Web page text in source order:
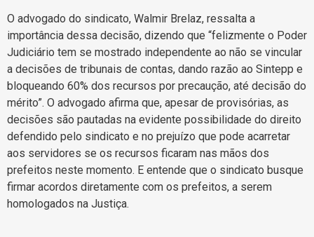
O advogado do sindicato, Walmir Brelaz, ressalta a
importância dessa decisão, dizendo que “felizmente o Poder
Judiciário tem se mostrado independente ao não se vincular
a decisões de tribunais de contas, dando razão ao Sintepp e
bloqueando 60% dos recursos por precaução, até decisão do
mérito”. O advogado afirma que, apesar de provisórias, as
decisões são pautadas na evidente possibilidade do direito
defendido pelo sindicato e no prejuízo que pode acarretar
aos servidores se os recursos ficaram nas mãos dos
prefeitos neste momento. E entende que o sindicato busque
firmar acordos diretamente com os prefeitos, a serem
homologados na Justiça.